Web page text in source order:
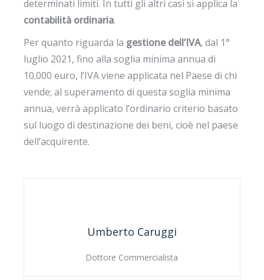
determinati limiti. In tutti gli altri casi si applica la
contabilità ordinaria.
Per quanto riguarda la gestione dell’IVA, dal 1°
luglio 2021, fino alla soglia minima annua di
10.000 euro, l’IVA viene applicata nel Paese di chi
vende; al superamento di questa soglia minima
annua, verrà applicato l’ordinario criterio basato
sul luogo di destinazione dei beni, cioè nel paese
dell’acquirente.
Umberto Caruggi
Dottore Commercialista